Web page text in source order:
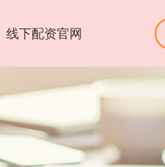
线下配资官网